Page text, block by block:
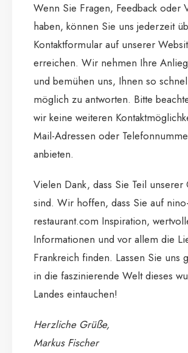
Wenn Sie Fragen, Feedback oder
haben, können Sie uns jederzeit
Kontaktformular auf unserer
erreichen. Wir nehmen Ihre
und bemühen uns, Ihnen so
möglich zu antworten. Bitte
wir keine weiteren
Mail-Adressen oder
anbieten.
Vielen Dank, dass Sie Teil unserer
sind. Wir hoffen, dass Sie auf nino-
restaurant.com Inspiration,
Informationen und vor allem die
Frankreich finden. Lassen Sie uns
in die faszinierende Welt dieses
Landes eintauchen!
Herzliche Grüße,
Markus Fischer